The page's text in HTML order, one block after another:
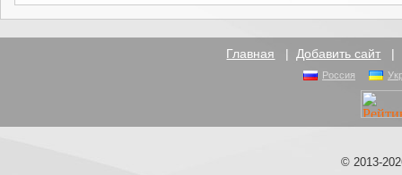
Главная | Добавить сайт |
Россия
© 2013-